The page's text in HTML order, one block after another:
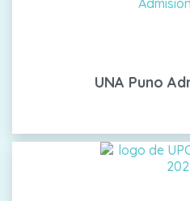
UNA Puno